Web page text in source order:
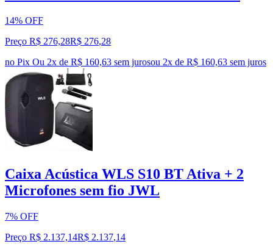
14% OFF
Preço R$ 276,28R$ 276,28
no Pix Ou 2x de R$ 160,63 sem jurosou 2x de R$ 160,63 sem juros
Caixa Acústica WLS S10 BT Ativa + 2
Microfones sem fio JWL
7% OFF
Preço R$ 2.137,14R$ 2.137,14